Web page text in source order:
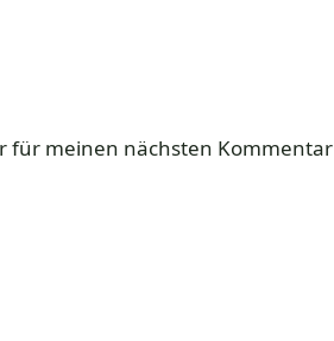
für meinen nächsten Kommentar